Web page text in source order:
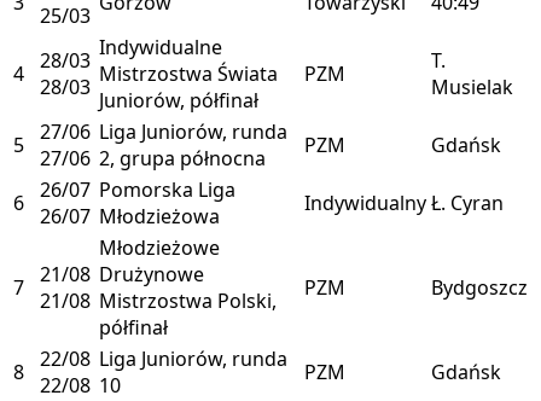
25/03
4 28/03
28/03
Indywidualne
Mistrzostwa Świata
Juniorów, półfinał
PZM
T.
Musielak
5 27/06
27/06
Liga Juniorów, runda
2, grupa północna
PZM Gdańsk
6 26/07
26/07
Pomorska Liga
Młodzieżowa
IndywidualnyŁ. Cyran
7 21/08
21/08
Młodzieżowe
Drużynowe
Mistrzostwa Polski,
półfinał
PZM Bydgoszcz
8 22/08
22/08
Liga Juniorów, runda
10
PZM Gdańsk